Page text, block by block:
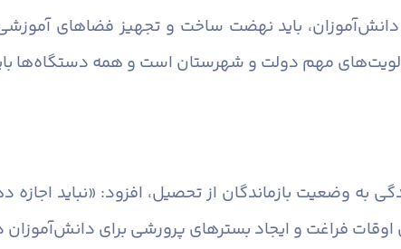
باید نهضت ساخت و تجهیز فضاهای
مهم دولت و شهرستان است و همه دستگاه‌ها
به وضعیت بازماندگان از تحصیل، افزود: «نباید
فراغت و ایجاد بسترهای پرورشی برای